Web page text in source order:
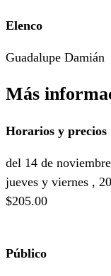
Elenco
Guadalupe Damián
Más
Horarios y precios
del 14 de
jueves y viernes ,
$205.00
Público